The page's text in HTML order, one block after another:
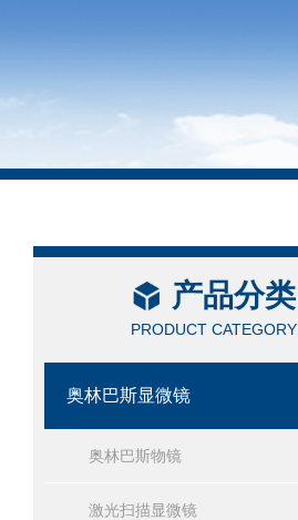
产品分类
PRODUCT CATEGORY
奥林巴斯显微镜
奥林巴斯物镜
激光扫描显微镜